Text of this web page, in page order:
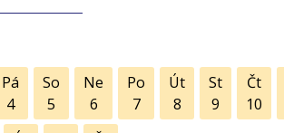
Pá
4
So
5
Ne
6
Po
7
Út
8
St
9
Čt
10